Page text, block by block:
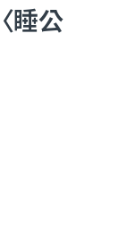
睡公